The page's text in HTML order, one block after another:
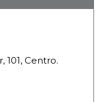
101, Centro.